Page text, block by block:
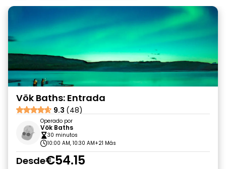
Vök Baths: Entrada
9.3 (48)
Operado por
Vök Baths
30 minutos
10:00 AM, 10:30 AM+21 Más
Desde€54.15